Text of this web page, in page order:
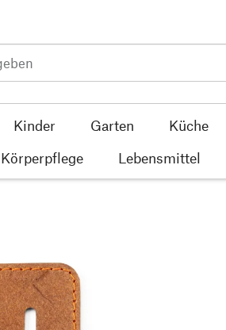
Kinder Garten Küche
Körperpflege Lebensmittel